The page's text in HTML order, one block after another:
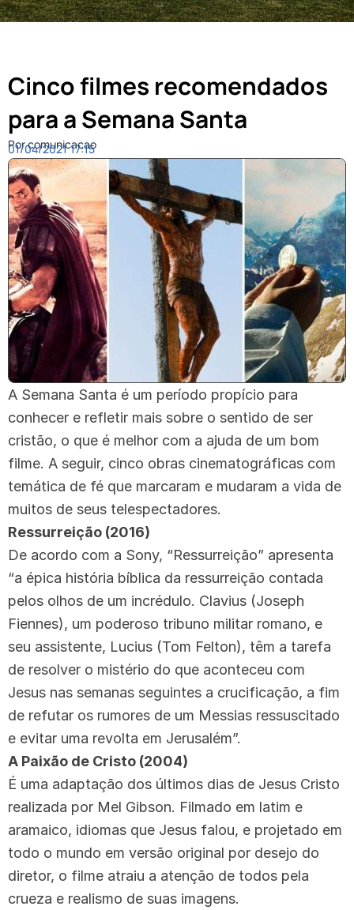
Cinco filmes recomendados
para a Semana Santa
Por comunicacao
01/04/2021 17:15
A Semana Santa é um período propício para
conhecer e refletir mais sobre o sentido de ser
cristão, o que é melhor com a ajuda de um bom
filme. A seguir, cinco obras cinematográficas com
temática de fé que marcaram e mudaram a vida de
muitos de seus telespectadores.
Ressurreição (2016)
De acordo com a Sony, “Ressurreição” apresenta
“a épica história bíblica da ressurreição contada
pelos olhos de um incrédulo. Clavius (Joseph
Fiennes), um poderoso tribuno militar romano, e
seu assistente, Lucius (Tom Felton), têm a tarefa
de resolver o mistério do que aconteceu com
Jesus nas semanas seguintes a crucificação, a fim
de refutar os rumores de um Messias ressuscitado
e evitar uma revolta em Jerusalém”.
A Paixão de Cristo (2004)
É uma adaptação dos últimos dias de Jesus Cristo
realizada por Mel Gibson. Filmado em latim e
aramaico, idiomas que Jesus falou, e projetado em
todo o mundo em versão original por desejo do
diretor, o filme atraiu a atenção de todos pela
crueza e realismo de suas imagens.